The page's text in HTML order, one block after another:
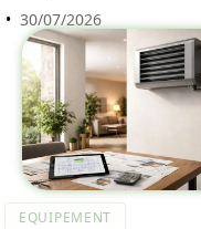
30/07/2026
EQUIPEMENT